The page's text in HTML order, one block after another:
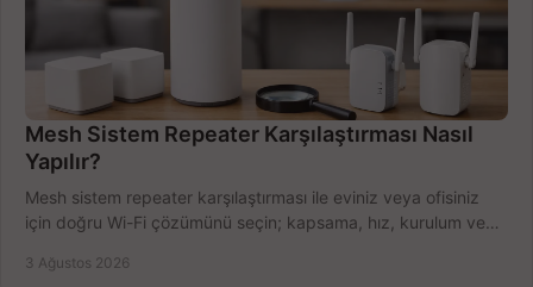
Mesh Sistem Repeater Karşılaştırması Nasıl
Yapılır?
Mesh sistem repeater karşılaştırması ile eviniz veya ofisiniz
için doğru Wi-Fi çözümünü seçin; kapsama, hız, kurulum ve
3 Ağustos 2026